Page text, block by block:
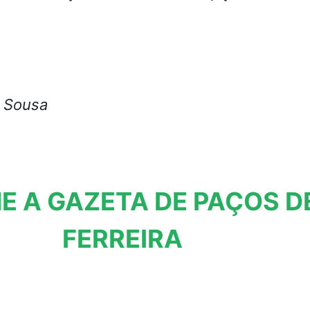
A GAZETA DE PAÇOS
FERREIRA